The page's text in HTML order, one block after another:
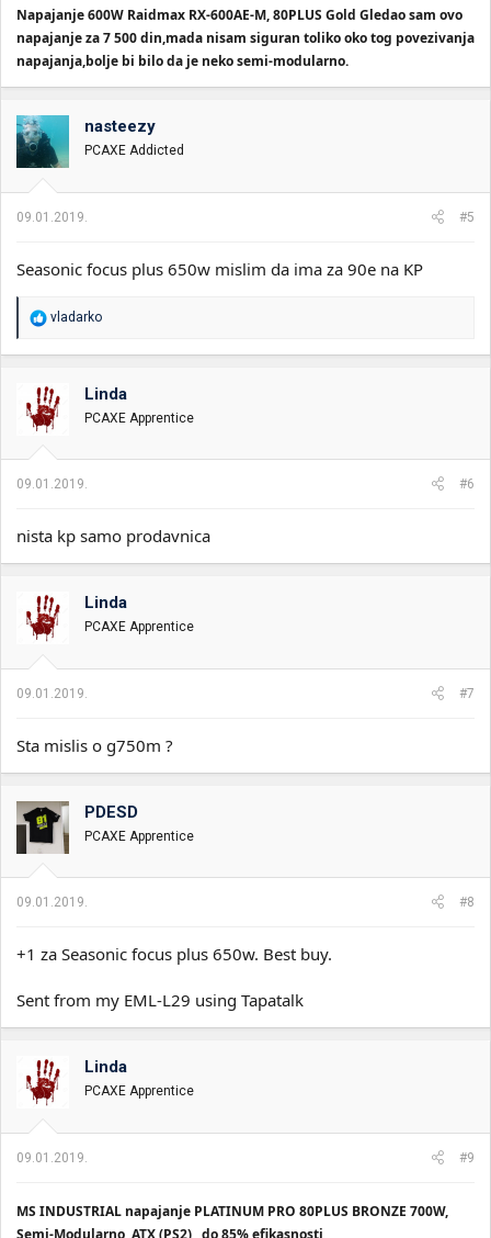
Napajanje 600W Raidmax RX-600AE-M, 80PLUS Gold Gledao sam ovo
napajanje za 7 500 din,mada nisam siguran toliko oko tog povezivanja
napajanja,bolje bi bilo da je neko semi-modularno.
nasteezy
PCAXE Addicted
09.01.2019. #5
Seasonic focus plus 650w mislim da ima za 90e na KP
R
o
v
a
:
vladarko
Linda
PCAXE Apprentice
09.01.2019. #6
nista kp samo prodavnica
Linda
PCAXE Apprentice
09.01.2019. #7
Sta mislis o g750m ?
PDESD
PCAXE Apprentice
09.01.2019. #8
+1 za Seasonic focus plus 650w. Best buy.
Sent from my EML-L29 using Tapatalk
Linda
PCAXE Apprentice
09.01.2019. #9
MS INDUSTRIAL napajanje PLATINUM PRO 80PLUS BRONZE 700W,
Semi-Modularno, ATX (PS2) , do 85% efikasnosti